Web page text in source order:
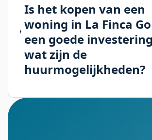
Is het kopen van een
woning in La Finca
een goede
wat zijn de
huurmogelijkheden?